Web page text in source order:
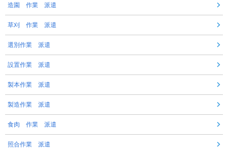
造園 作業 派遣
草刈 作業 派遣
選別作業 派遣
設置作業 派遣
製本作業 派遣
製造作業 派遣
食肉 作業 派遣
照合作業 派遣